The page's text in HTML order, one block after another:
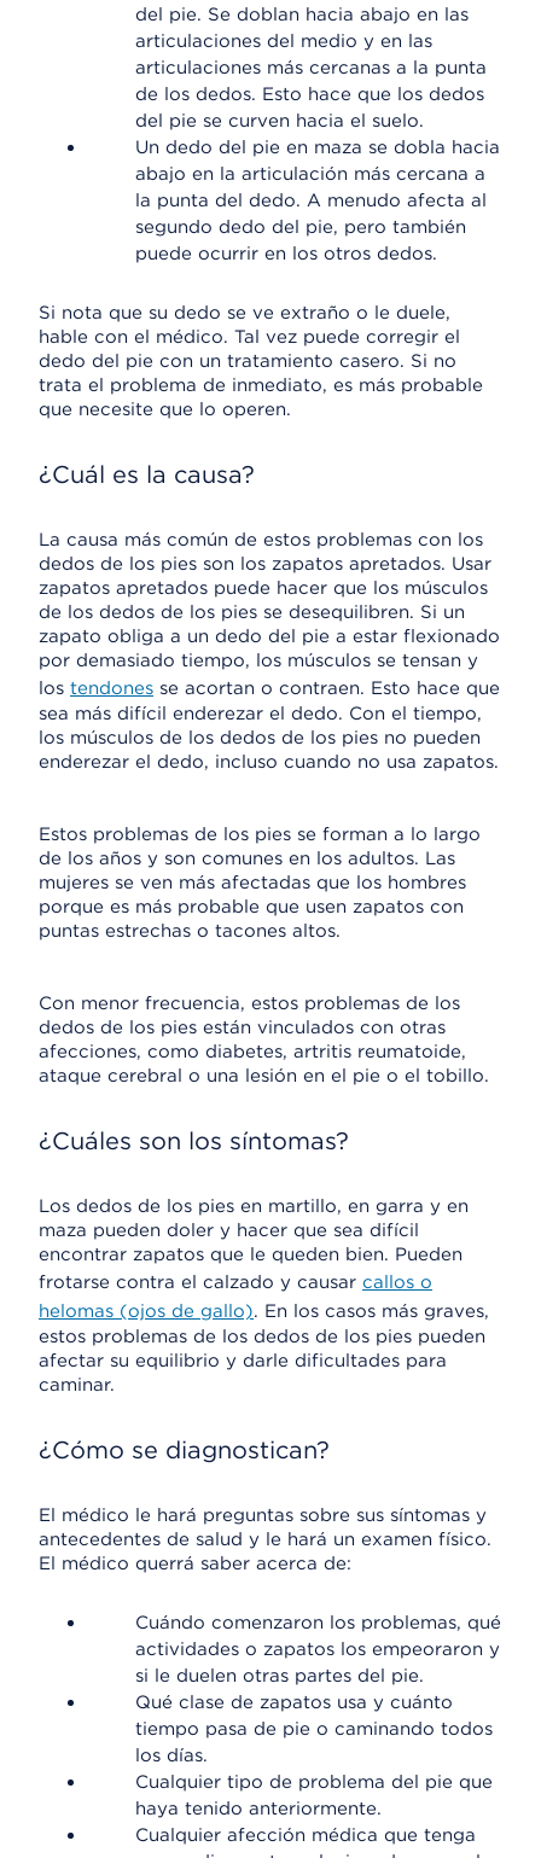
del pie. Se doblan hacia abajo en las
articulaciones del medio y en las
articulaciones más cercanas a la punta
de los dedos. Esto hace que los dedos
del pie se curven hacia el suelo.
Un dedo del pie en maza se dobla hacia
abajo en la articulación más cercana a
la punta del dedo. A menudo afecta al
segundo dedo del pie, pero también
puede ocurrir en los otros dedos.
Si nota que su dedo se ve extraño o le duele,
hable con el médico. Tal vez puede corregir el
dedo del pie con un tratamiento casero. Si no
trata el problema de inmediato, es más probable
que necesite que lo operen.
¿Cuál es la causa?
La causa más común de estos problemas con los
dedos de los pies son los zapatos apretados. Usar
zapatos apretados puede hacer que los músculos
de los dedos de los pies se desequilibren. Si un
zapato obliga a un dedo del pie a estar flexionado
por demasiado tiempo, los músculos se tensan y
los tendones se acortan o contraen. Esto hace que
sea más difícil enderezar el dedo. Con el tiempo,
los músculos de los dedos de los pies no pueden
enderezar el dedo, incluso cuando no usa zapatos.
Estos problemas de los pies se forman a lo largo
de los años y son comunes en los adultos. Las
mujeres se ven más afectadas que los hombres
porque es más probable que usen zapatos con
puntas estrechas o tacones altos.
Con menor frecuencia, estos problemas de los
dedos de los pies están vinculados con otras
afecciones, como diabetes, artritis reumatoide,
ataque cerebral o una lesión en el pie o el tobillo.
¿Cuáles son los síntomas?
Los dedos de los pies en martillo, en garra y en
maza pueden doler y hacer que sea difícil
encontrar zapatos que le queden bien. Pueden
frotarse contra el calzado y causar callos o
helomas (ojos de gallo). En los casos más graves,
estos problemas de los dedos de los pies pueden
afectar su equilibrio y darle dificultades para
caminar.
¿Cómo se diagnostican?
El médico le hará preguntas sobre sus síntomas y
antecedentes de salud y le hará un examen físico.
El médico querrá saber acerca de:
Cuándo comenzaron los problemas, qué
actividades o zapatos los empeoraron y
si le duelen otras partes del pie.
Qué clase de zapatos usa y cuánto
tiempo pasa de pie o caminando todos
los días.
Cualquier tipo de problema del pie que
haya tenido anteriormente.
Cualquier afección médica que tenga